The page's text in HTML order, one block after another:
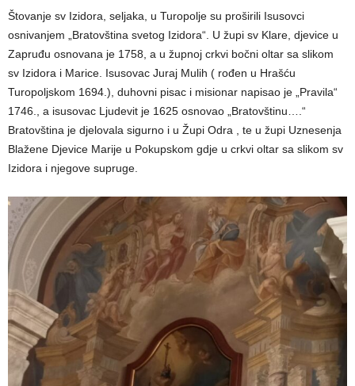
Štovanje sv Izidora, seljaka, u Turopolje su proširili Isusovci
osnivanjem „Bratovština svetog Izidora“. U župi sv Klare, djevice u
Zapruđu osnovana je 1758, a u župnoj crkvi bočni oltar sa slikom
sv Izidora i Marice. Isusovac Juraj Mulih ( rođen u Hrašću
Turopoljskom 1694.), duhovni pisac i misionar napisao je „Pravila“
1746., a isusovac Ljudevit je 1625 osnovao „Bratovštinu….“
Bratovština je djelovala sigurno i u Župi Odra , te u župi Uznesenja
Blažene Djevice Marije u Pokupskom gdje u crkvi oltar sa slikom sv
Izidora i njegove supruge.